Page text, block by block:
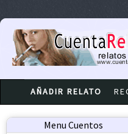
AÑADIR RELATO
Menu Cuentos